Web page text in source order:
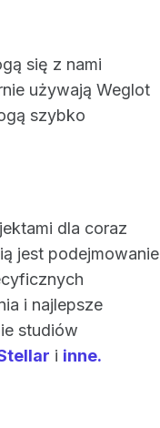
się z nami
używają Weglot
szybko
dla coraz
jest podejmowanie
i najlepsze
studiów
i inne.